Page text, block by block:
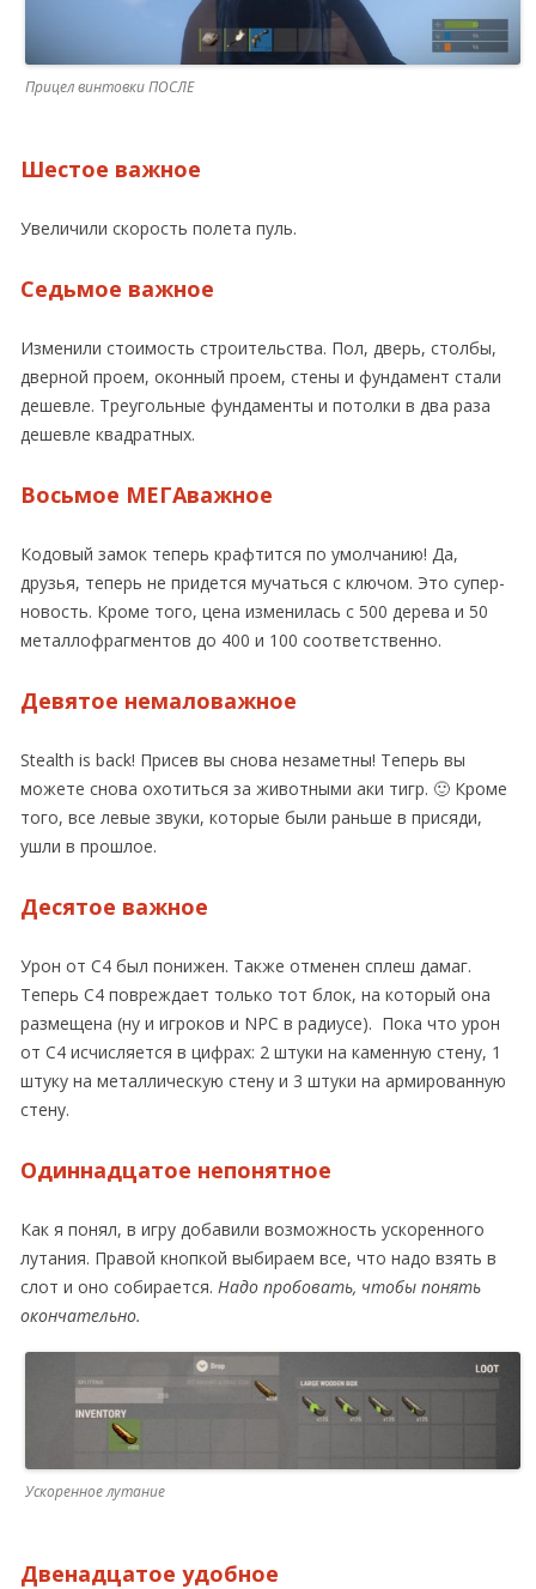
Прицел винтовки ПОСЛЕ
Шестое важное
Увеличили скорость полета пуль.
Седьмое важное
Изменили стоимость строительства. Пол, дверь, столбы,
дверной проем, оконный проем, стены и фундамент стали
дешевле. Треугольные фундаменты и потолки в два раза
дешевле квадратных.
Восьмое МЕГАважное
Кодовый замок теперь крафтится по умолчанию! Да,
друзья, теперь не придется мучаться с ключом. Это супер-
новость. Кроме того, цена изменилась с 500 дерева и 50
металлофрагментов до 400 и 100 соответственно.
Девятое немаловажное
Stealth is back! Присев вы снова незаметны! Теперь вы
можете снова охотиться за животными аки тигр. 🙂 Кроме
того, все левые звуки, которые были раньше в присяди,
ушли в прошлое.
Десятое важное
Урон от С4 был понижен. Также отменен сплеш дамаг.
Теперь С4 повреждает только тот блок, на который она
размещена (ну и игроков и NPC в радиусе). Пока что урон
от С4 исчисляется в цифрах: 2 штуки на каменную стену, 1
штуку на металлическую стену и 3 штуки на армированную
стену.
Одиннадцатое непонятное
Как я понял, в игру добавили возможность ускоренного
лутания. Правой кнопкой выбираем все, что надо взять в
слот и оно собирается. Надо пробовать, чтобы понять
окончательно.
Ускоренное лутание
Двенадцатое удобное